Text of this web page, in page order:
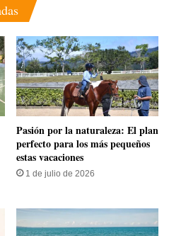
Pasión por la naturaleza: El plan
perfecto para los más pequeños
estas vacaciones
1 de julio de 2026